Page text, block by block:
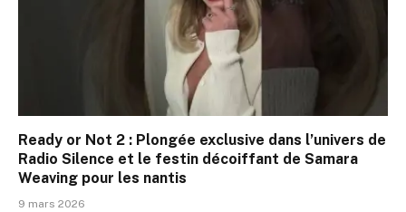
Ready or Not 2 : Plongée exclusive dans l’univers de
Radio Silence et le festin décoiffant de Samara
Weaving pour les nantis
9 mars 2026